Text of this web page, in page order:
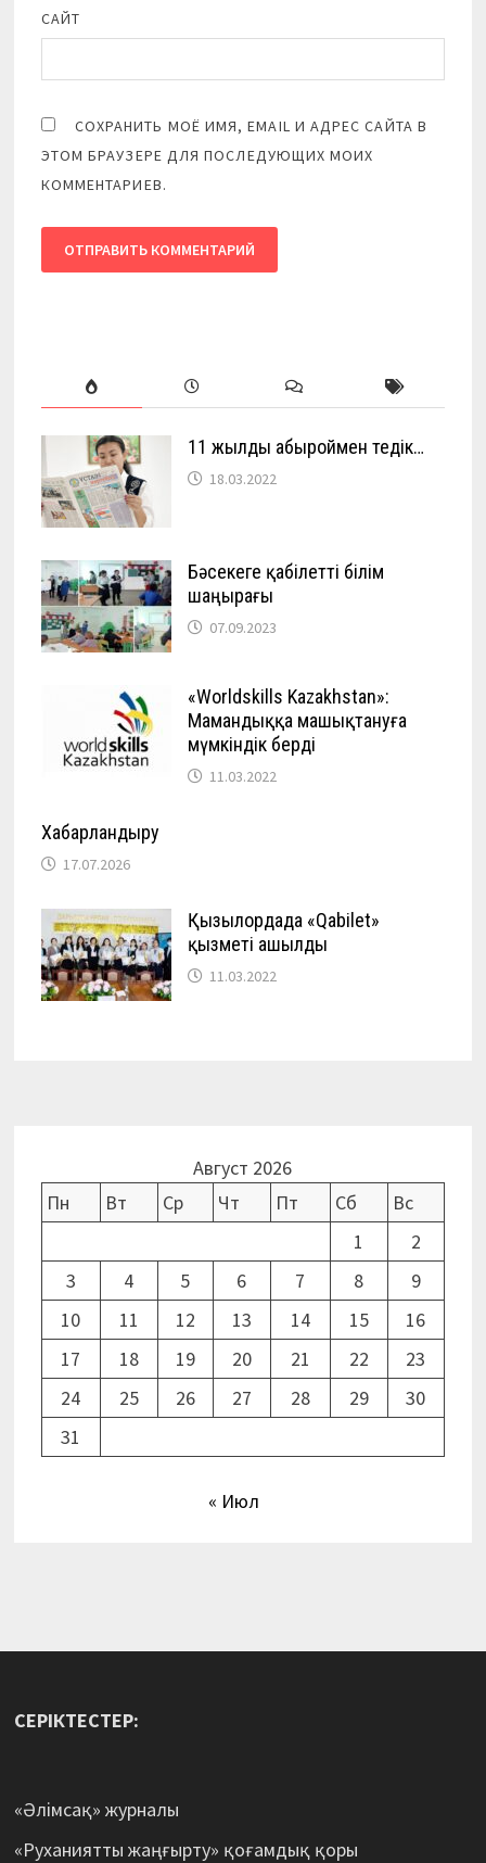
САЙТ
СОХРАНИТЬ МОЁ ИМЯ, EMAIL И АДРЕС САЙТА В
ЭТОМ БРАУЗЕРЕ ДЛЯ ПОСЛЕДУЮЩИХ МОИХ
КОММЕНТАРИЕВ.
11 жылды абыроймен өтедік…
18.03.2022
Бәсекеге қабілетті білім
шаңырағы
07.09.2023
«Worldskills Kazakhstan»:
Мамандыққа машықтануға
мүмкіндік берді
11.03.2022
Хабарландыру
17.07.2026
Қызылордада «Qabilet»
қызметі ашылды
11.03.2022
Август 2026
Пн
Вт Ср Чт Пт Сб
Вс
1
2
3
4 5 6 7 8
9
10
11 12 13 14 15
16
17
18 19 20 21 22
23
24
25 26 27 28 29
30
31
« Июл
СЕРІКТЕСТЕР:
«Әлімсақ» журналы
«Руханиятты жаңғырту» қоғамдық қоры